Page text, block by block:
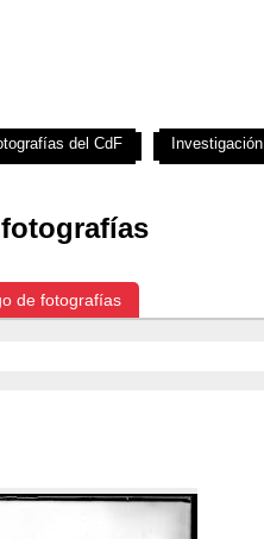
de fotografías
del CdF Investigación